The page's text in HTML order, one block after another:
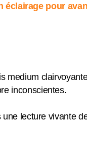
éclairage pour
medium
inconscientes.
lecture vivante